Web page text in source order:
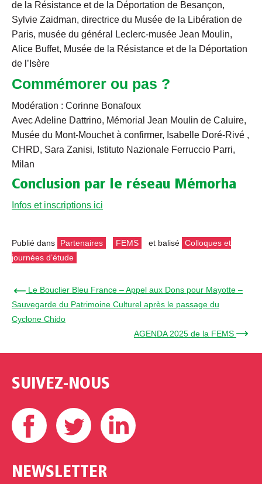
de la Résistance et de la Déportation de Besançon,
Sylvie Zaidman, directrice du Musée de la Libération de
Paris, musée du général Leclerc-musée Jean Moulin,
Alice Buffet, Musée de la Résistance et de la Déportation
de l’Isère
Commémorer ou pas ?
Modération : Corinne Bonafoux
Avec Adeline Dattrino, Mémorial Jean Moulin de Caluire,
Musée du Mont-Mouchet à confirmer, Isabelle Doré-Rivé ,
CHRD, Sara Zanisi, Istituto Nazionale Ferruccio Parri,
Milan
Conclusion par le réseau Mémorha
Infos et inscriptions ici
Publié dans Partenaires FEMS et balisé Colloques et
journées d’étude
← Le Bouclier Bleu France – Appel aux Dons pour Mayotte –
Sauvegarde du Patrimoine Culturel après le passage du
Cyclone Chido
AGENDA 2025 de la FEMS →
SUIVEZ-NOUS
Facebook Twitter
NEWSLETTER